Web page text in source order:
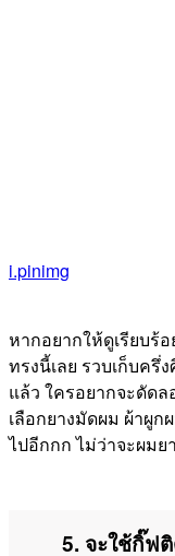
i.pinimg
หากอยากให้ดูเรียบร้
ทรงนี้เลย รวบเก็บครึ่
แล้ว ใครอยากจะดัด
เลือกยางมัดผม ผ้าผู
ไปอีกกก ไม่ว่าจะผม
5. จะใช้กิ๊ฟ